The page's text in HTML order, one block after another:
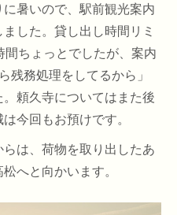
暑いので、駅前観光案内
した。貸し出し時間リミ
ちょっとでしたが、案内
残務処理をしてるから」
頼久寺についてはまた後
今回もお預けです。
は、荷物を取り出したあ
へと向かいます。